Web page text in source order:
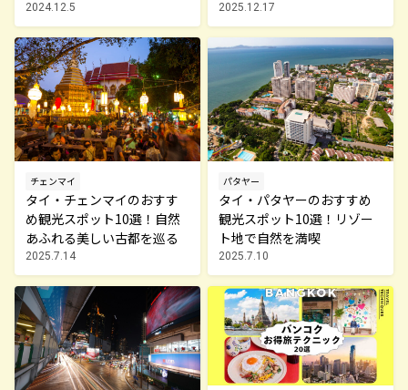
2024.12.5 2025.12.17
チェンマイ
タイ・チェンマイのおすす
め観光スポット10選！自然
あふれる美しい古都を巡る
2025.7.14
パタヤー
タイ・パタヤーのおすすめ
観光スポット10選！リゾー
ト地で自然を満喫
2025.7.10